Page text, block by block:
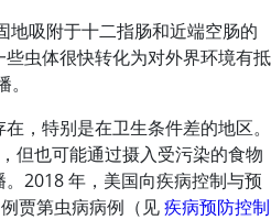
地吸附于十二指肠和近端空肠的
虫体很快转化为对外界环境有抵
，特别是在卫生条件差的地区。
但也可能通过摄入受污染的食物
2018 年，美国向疾病控制与预
贾第虫病病例（见疾病预防控制